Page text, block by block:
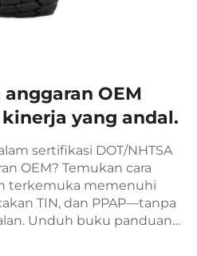
OEM
yang andal.
sertifikasi DOT/NHTSA
OEM? Temukan cara
terkemuka memenuhi
TIN, dan PPAP—tanpa
Unduh buku panduan